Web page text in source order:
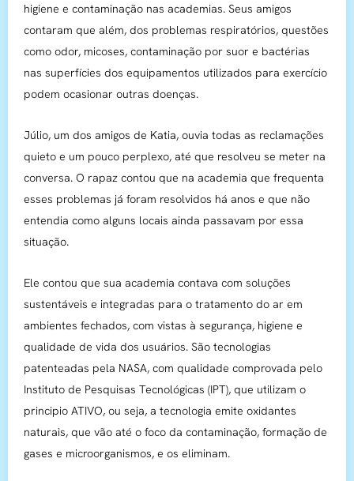
higiene e contaminação nas academias. Seus amigos
contaram que além, dos problemas respiratórios, questões
como odor, micoses, contaminação por suor e bactérias
nas superfícies dos equipamentos utilizados para exercício
podem ocasionar outras doenças.
Júlio, um dos amigos de Katia, ouvia todas as reclamações
quieto e um pouco perplexo, até que resolveu se meter na
conversa. O rapaz contou que na academia que frequenta
esses problemas já foram resolvidos há anos e que não
entendia como alguns locais ainda passavam por essa
situação.
Ele contou que sua academia contava com soluções
sustentáveis e integradas para o tratamento do ar em
ambientes fechados, com vistas à segurança, higiene e
qualidade de vida dos usuários. São tecnologias
patenteadas pela NASA, com qualidade comprovada pelo
Instituto de Pesquisas Tecnológicas (IPT), que utilizam o
principio ATIVO, ou seja, a tecnologia emite oxidantes
naturais, que vão até o foco da contaminação, formação de
gases e microorganismos, e os eliminam.